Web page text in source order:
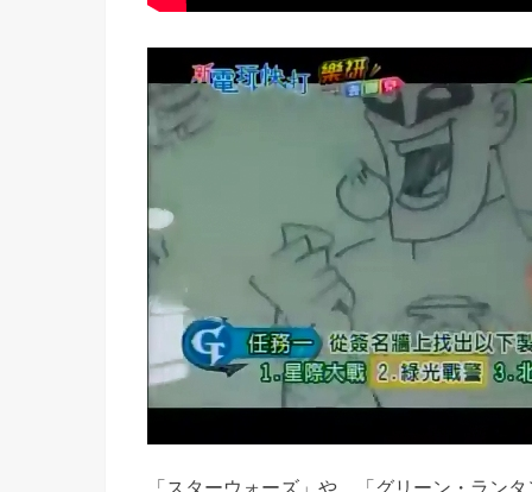
「スターウォーズ」や、「グリーン・ラン